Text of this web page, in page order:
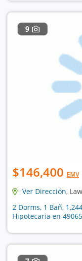
9
$146,400 EMV
Ver Dirección,
2 Dorms, 1 Bañ,
Hipotecaria en 49065